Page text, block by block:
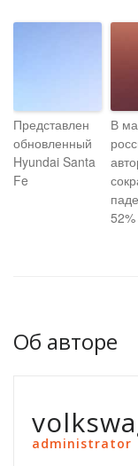
Представлен
обновленный
Hyundai Santa
Fe
В
52%
Об авторе
administrator